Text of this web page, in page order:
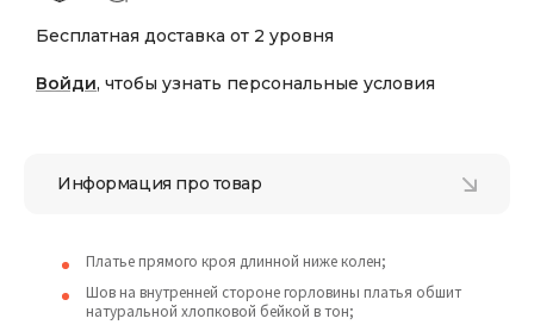
Бесплатная доставка от 2 уровня
Войди, чтобы узнать персональные условия
Информация про товар
Платье прямого кроя длинной ниже колен;
Шов на внутренней стороне горловины платья обшит
натуральной хлопковой бейкой в тон;